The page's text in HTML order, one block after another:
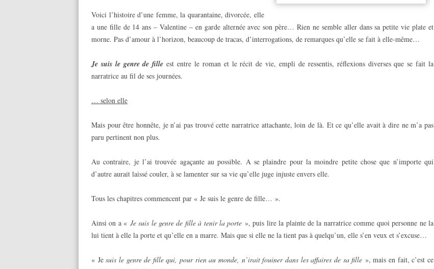
Voici l’histoire d’une femme, la quarantaine, divorcée, elle
a une fille de 14 ans – Valentine – en garde alternée avec son père… Rien ne semble aller dans sa petite vie plate et
morne. Pas d’amour à l’horizon, beaucoup de tracas, d’interrogations, de remarques qu’elle se fait à elle-même…
Je suis le genre de fille est entre le roman et le récit de vie, empli de ressentis, réflexions diverses que se fait la
narratrice au fil de ses journées.
… selon elle
Mais pour être honnête, je n’ai pas trouvé cette narratrice attachante, loin de là. Et ce qu’elle avait à dire ne m’a pas
paru pertinent non plus.
Au contraire, je l’ai trouvée agaçante au possible. A se plaindre pour la moindre petite chose que n’importe qui
d’autre aurait laissé couler, à se lamenter sur sa vie qu’elle juge injuste envers elle.
Tous les chapitres commencent par « Je suis le genre de fille… ».
Ainsi on a « Je suis le genre de fille à tenir la porte », puis lire la plainte de la narratrice comme quoi personne ne la
lui tient à elle la porte et qu’elle en a marre. Mais que si elle ne la tient pas à quelqu’un, elle s’en veux et s’excuse…
« Jesuis le genre de fille qui, pour rien au monde, n’irait fouiner dans les affaires de sa fille », mais en fait, c’est ce